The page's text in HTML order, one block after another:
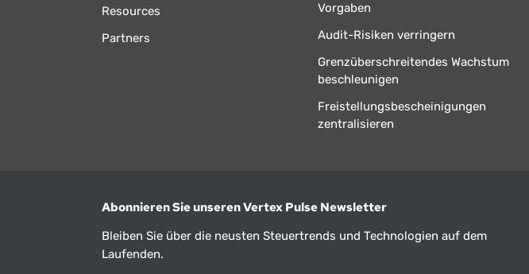
Resources
Partners
Vorgaben
Audit-Risiken verringern
Grenzüberschreitendes Wachstum
beschleunigen
Freistellungsbescheinigungen
zentralisieren
Abonnieren Sie unseren Vertex Pulse Newsletter
Bleiben Sie über die neusten Steuertrends und Technologien auf dem
Laufenden.